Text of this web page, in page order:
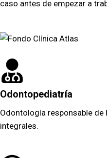
caso antes de empezar a
Odontopediatría
Odontología responsable
integrales.